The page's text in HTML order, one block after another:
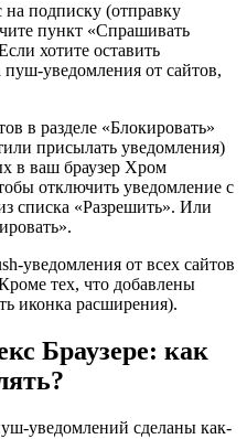
на подписку (отправку
пункт «Спрашивать
хотите оставить
уведомления от сайтов,
в разделе «Блокировать»
присылать уведомления)
в ваш браузер Хром
отключить уведомление с
списка «Разрешить». Или
уведомления от всех сайтов
тех, что добавлены
иконка расширения).
Браузере: как
уведомлений сделаны как-